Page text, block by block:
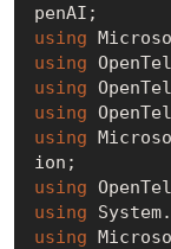
using
using
using
using
using
using
using
using